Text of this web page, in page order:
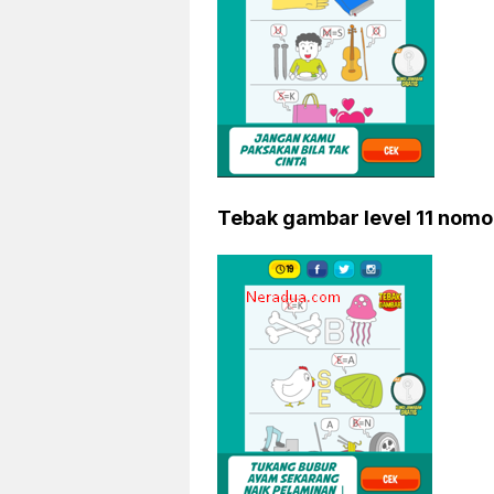
Tebak gambar level 11